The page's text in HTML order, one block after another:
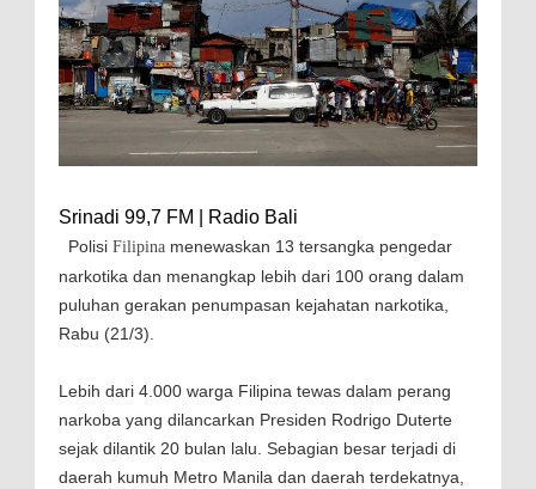
Srinadi 99,7 FM | Radio Bali
Polisi Filipina menewaskan 13 tersangka pengedar
narkotika dan menangkap lebih dari 100 orang dalam
puluhan gerakan penumpasan kejahatan narkotika,
Rabu (21/3).
Lebih dari 4.000 warga Filipina tewas dalam perang
narkoba yang dilancarkan Presiden Rodrigo Duterte
sejak dilantik 20 bulan lalu. Sebagian besar terjadi di
daerah kumuh Metro Manila dan daerah terdekatnya,